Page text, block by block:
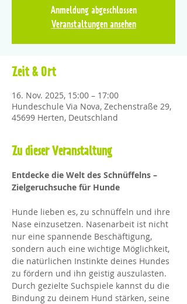
Anmeldung abgeschlossen
Veranstaltungen ansehen
Zeit & Ort
16. Nov. 2025, 15:00 – 17:00
Hundeschule Via Nova, Zechenstraße 29,
45699 Herten, Deutschland
Zu dieser Veranstaltung
Entdecke die Welt des Schnüffelns –
Zielgeruchsuche für Hunde
Hunde lieben es, zu schnüffeln und ihre
Nase einzusetzen. Nasenarbeit ist nicht
nur eine spannende Beschäftigung,
sondern auch eine wichtige Möglichkeit,
die natürlichen Instinkte deines Hundes
zu fördern und ihn geistig auszulasten.
Durch gezielte Suchspiele kannst du die
Bindung zu deinem Hund stärken, seine